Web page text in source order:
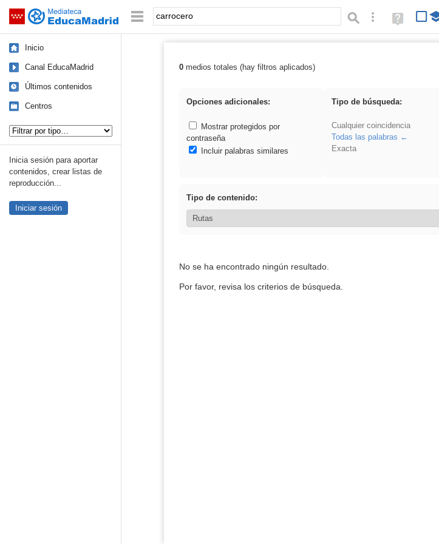
Saltar navegación Palabra o frase: Búsqueda avanzada
Ayuda
(en
Inicio
Canal EducaMadrid
Últimos contenidos
Centros
Inicia sesión para aportar
contenidos, crear listas de
reproducción...
Iniciar sesión
Resultados de: carrocero
0medios totales (hay filtros aplicados)
Opciones adicionales:
Mostrar protegidos por
contraseña
Incluir palabras similares
Tipo de búsqueda:
Cualquier coincidencia
Todas las palabras
Exacta
Tipo de contenido:
No se ha encontrado ningún resultado.
Por favor, revisa los criterios de búsqueda.